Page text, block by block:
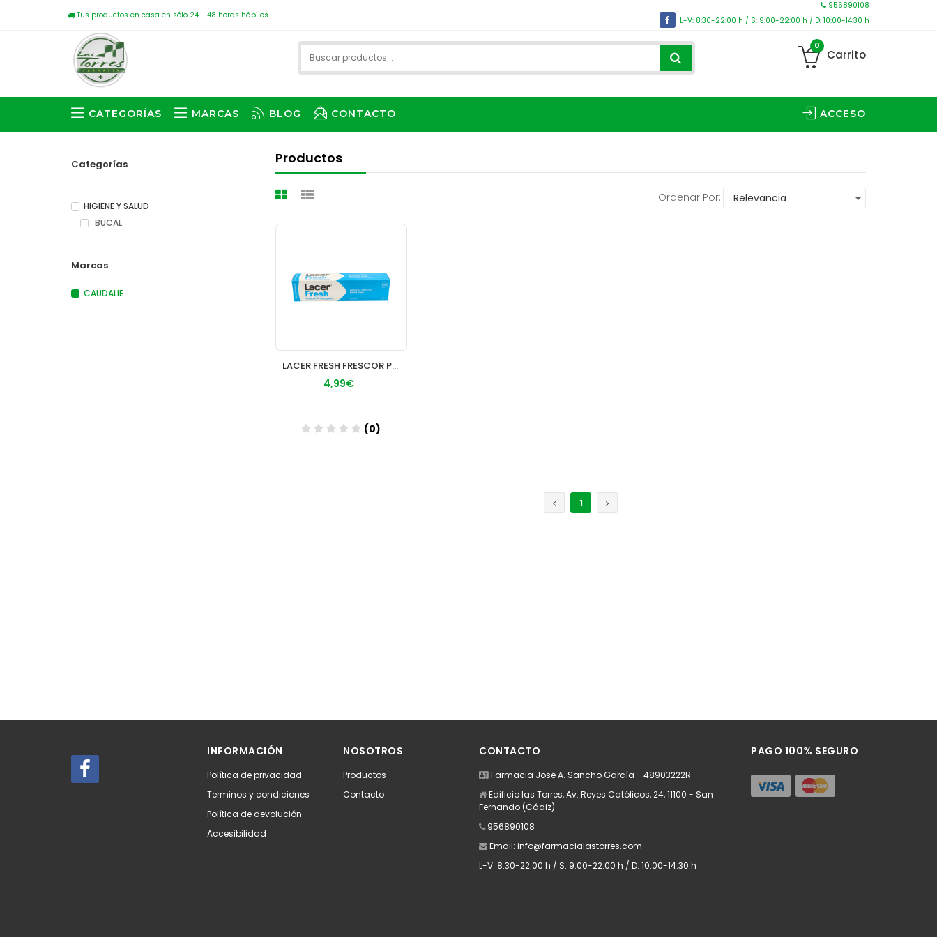
Tus productos en casa en sólo 24 - 48 horas hábiles
956890108
L-V: 8:30-22:00 h / S: 9:00-22:00 h / D: 10:00-14:30 h
0
Carrito
CATEGORÍAS MARCAS BLOG CONTACTO ACCESO
Productos
Ordenar Por:
LACER FRESH FRESCOR PROLONGADO GEL DENTIFRICO 1 TUBO 125 ML
4,99€
(0)
1
Categorías
HIGIENE Y SALUD
BUCAL
Marcas
CAUDALIE
INFORMACIÓN
Política de privacidad
Terminos y condiciones
Política de devolución
Accesibilidad
NOSOTROS
Productos
Contacto
CONTACTO
Farmacia José A. Sancho García - 48903222R
Edificio las Torres, Av. Reyes Católicos, 24, 11100 - San
Fernando (Cádiz)
956890108
Email: info@farmacialastorres.com
L-V: 8:30-22:00 h / S: 9:00-22:00 h / D: 10:00-14:30 h
PAGO 100% SEGURO